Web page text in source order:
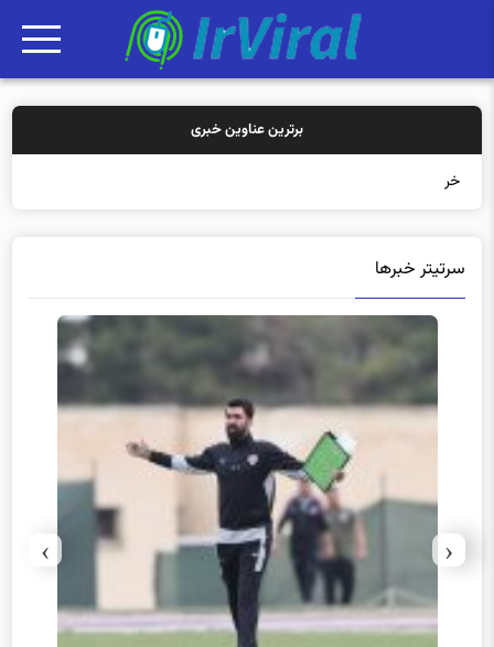
برترین عناوین خبری
خرید بیمه: سنت
سرتیتر خبرها
‹
›